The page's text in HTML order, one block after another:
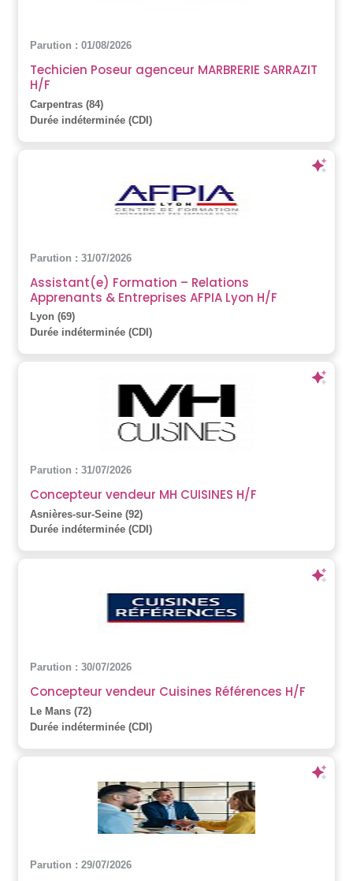
Parution : 01/08/2026
Techicien Poseur agenceur MARBRERIE SARRAZIT
H/F
Carpentras (84)
Durée indéterminée (CDI)
Parution : 31/07/2026
Assistant(e) Formation – Relations
Apprenants & Entreprises AFPIA Lyon H/F
Lyon (69)
Durée indéterminée (CDI)
Parution : 31/07/2026
Concepteur vendeur MH CUISINES H/F
Asnières-sur-Seine (92)
Durée indéterminée (CDI)
Parution : 30/07/2026
Concepteur vendeur Cuisines Références H/F
Le Mans (72)
Durée indéterminée (CDI)
Parution : 29/07/2026